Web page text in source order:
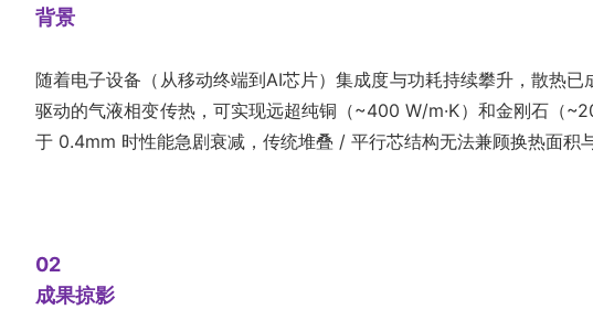
背景
随着电子设备（从移动终端到AI芯片）集成度与功耗持续攀升，散热
驱动的气液相变传热，可实现远超纯铜（~400 W/m·K）和金刚石（
于 0.4mm 时性能急剧衰减，传统堆叠 / 平行芯结构无法兼顾换热面积
02
成果掠影